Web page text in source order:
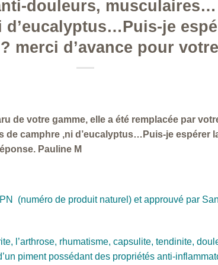
douleurs,
je
merci d’avance pour
de votre gamme, elle a été remplacée par
camphre ,ni d’eucalyptus…Puis-je espérer
Pauline M
(numéro de produit naturel) et approuvé par
l’arthrose, rhumatisme, capsulite, tendinite,
piment possédant des propriétés anti-